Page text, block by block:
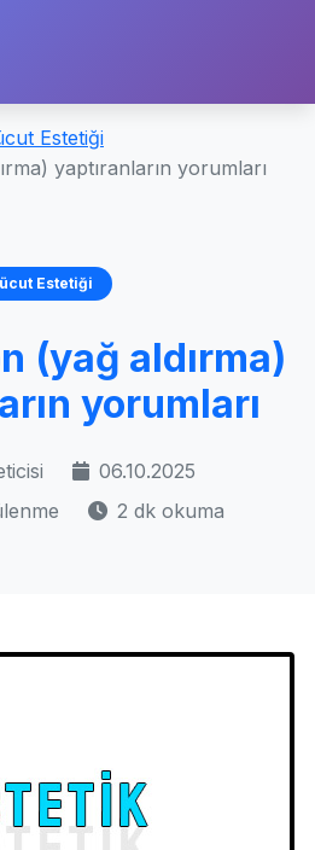
Estetiği
yaptıranların yorumları
Estetiği
(yağ aldırma)
yorumları
06.10.2025
2 dk okuma